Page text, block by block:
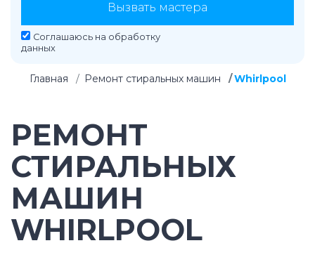
Вызвать мастера
Соглашаюсь на обработку
данных
Главная Ремонт стиральных машин Whirlpool
РЕМОНТ
СТИРАЛЬНЫХ
МАШИН
WHIRLPOOL